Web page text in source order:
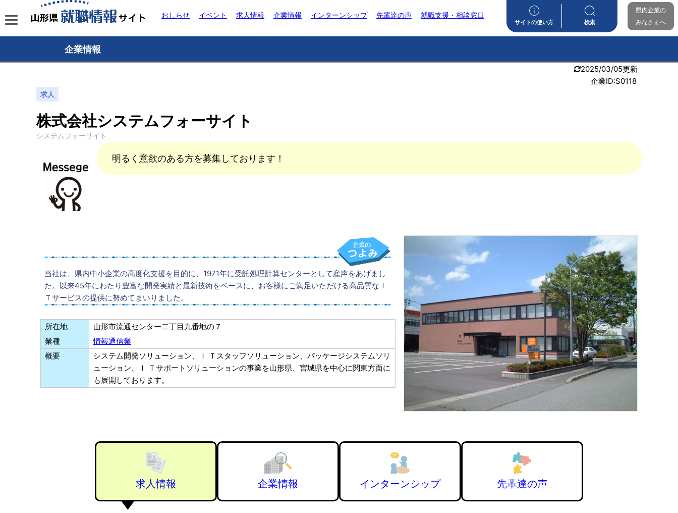
おしらせ イベント 求人情報 企業情報 インターンシップ 先輩達の声 就職支援・相談窓口
サイトの使い方 検索
県内企業の
みなさまへ
企業情報
2025/03/05更新
企業ID:S0118
求人
株式会社システムフォーサイト
システムフォーサイト
明るく意欲のある方を募集しております！
当社は、県内中小企業の高度化支援を目的に、1971年に受託処理計算センターとして産声をあげまし
た。以来45年にわたり豊富な開発実績と最新技術をベースに、お客様にご満足いただける高品質なＩ
Ｔサービスの提供に努めてまいりました。
所在地
山形市流通センター二丁目九番地の７
業種
情報通信業
概要
システム開発ソリューション、Ｉ Ｔスタッフソリューション、パッケージシステムソリ
ューション、Ｉ Ｔサポートソリューションの事業を山形県、宮城県を中心に関東方面に
も展開しております。
求人情報 企業情報 インターンシップ 先輩達の声